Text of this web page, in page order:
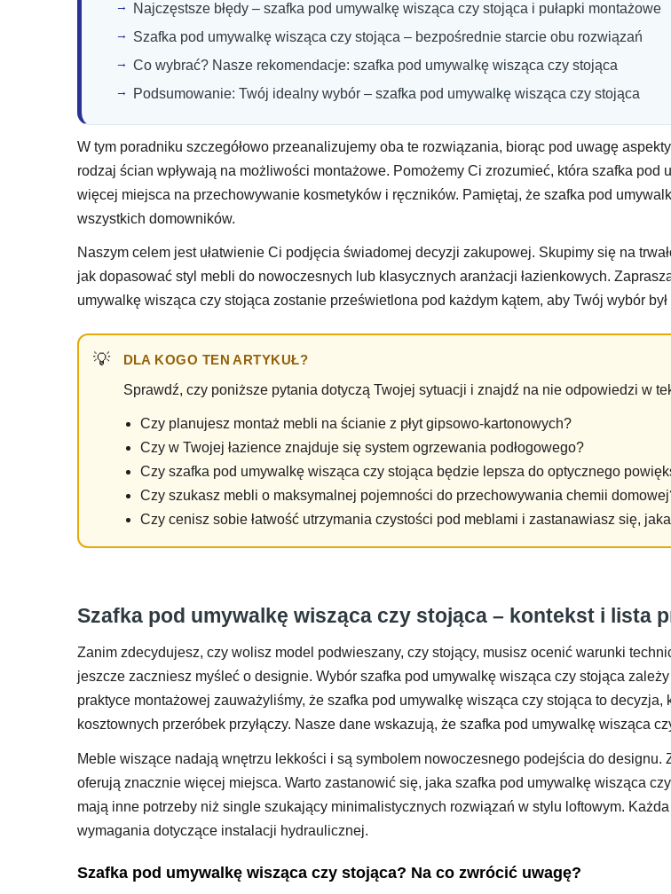
Najczęstsze błędy – szafka pod umywalkę wisząca czy stojąca i pułapki montażowe
Szafka pod umywalkę wisząca czy stojąca – bezpośrednie starcie obu rozwiązań
Co wybrać? Nasze rekomendacje: szafka pod umywalkę wisząca czy stojąca
Podsumowanie: Twój idealny wybór – szafka pod umywalkę wisząca czy stojąca
W tym poradniku szczegółowo przeanalizujemy oba te rozwiązania, biorąc pod uwagę
rodzaj ścian wpływają na możliwości montażowe. Pomożemy Ci zrozumieć, która szafka
więcej miejsca na przechowywanie kosmetyków i ręczników. Pamiętaj, że szafka pod
wszystkich domowników.
Naszym celem jest ułatwienie Ci podjęcia świadomej decyzji zakupowej. Skupimy się na
jak dopasować styl mebli do nowoczesnych lub klasycznych aranżacji łazienkowych.
umywalkę wisząca czy stojąca zostanie prześwietlona pod każdym kątem, aby Twój wybór był
DLA KOGO TEN ARTYKUŁ?
Sprawdź, czy poniższe pytania dotyczą Twojej sytuacji i znajdź na nie odpowiedzi w
Czy planujesz montaż mebli na ścianie z płyt gipsowo-kartonowych?
Czy w Twojej łazience znajduje się system ogrzewania podłogowego?
Czy szafka pod umywalkę wisząca czy stojąca będzie lepsza do optycznego
Czy szukasz mebli o maksymalnej pojemności do przechowywania chemii
Czy cenisz sobie łatwość utrzymania czystości pod meblami i zastanawiasz się,
Szafka pod umywalkę wisząca czy stojąca – kontekst i lista
Zanim zdecydujesz, czy wolisz model podwieszany, czy stojący, musisz ocenić warunki
jeszcze zaczniesz myśleć o designie. Wybór szafka pod umywalkę wisząca czy stojąca
praktyce montażowej zauważyliśmy, że szafka pod umywalkę wisząca czy stojąca to
kosztownych przeróbek przyłączy. Nasze dane wskazują, że szafka pod umywalkę wisząca
Meble wiszące nadają wnętrzu lekkości i są symbolem nowoczesnego podejścia do
oferują znacznie więcej miejsca. Warto zastanowić się, jaka szafka pod umywalkę wisząca
mają inne potrzeby niż single szukający minimalistycznych rozwiązań w stylu loftowym.
wymagania dotyczące instalacji hydraulicznej.
Szafka pod umywalkę wisząca czy stojąca? Na co zwrócić uwagę?